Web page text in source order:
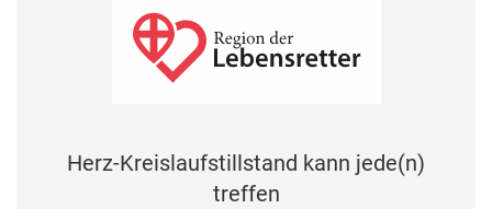
Herz-Kreislaufstillstand kann jede(n)
treffen